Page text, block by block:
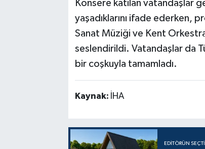
Konsere katılan vatandaşlar
yaşadıklarını ifade ederken,
Sanat Müziği ve Kent
seslendirildi. Vatandaşlar da
bir coşkuyla tamamladı.
Kaynak: İHA
EDITÖRÜN